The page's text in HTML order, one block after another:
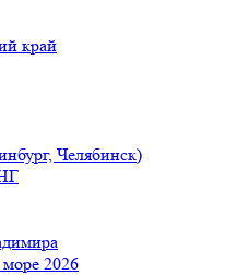
край
Челябинск)
2026